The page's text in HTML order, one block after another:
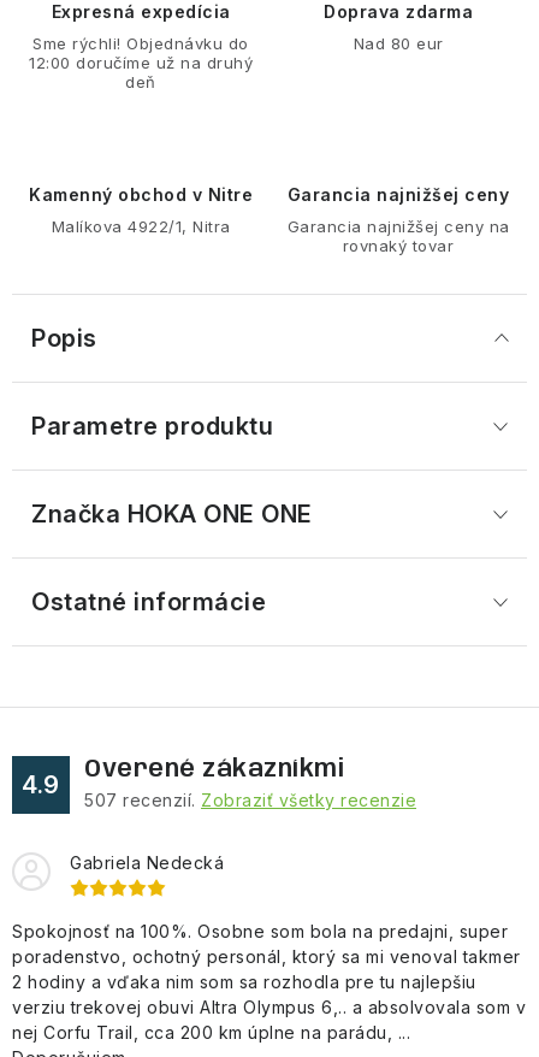
Expresná expedícia
Sme rýchli! Objednávku do
12:00 doručíme už na druhý
deň
Doprava zdarma
Nad 80 eur
Kamenný obchod v Nitre
Malíkova 4922/1, Nitra
Garancia najnižšej ceny
Garancia najnižšej ceny na
rovnaký tovar
Popis
Parametre produktu
Značka HOKA ONE ONE
Ostatné informácie
4.9
Overené zákazníkmi
507 recenzií. Zobraziť všetky recenzie
Gabriela Nedecká
Spokojnosť na 100%. Osobne som bola na predajni, super
poradenstvo, ochotný personál, ktorý sa mi venoval takmer
2 hodiny a vďaka nim som sa rozhodla pre tu najlepšiu
verziu trekovej obuvi Altra Olympus 6,.. a absolvovala som v
nej Corfu Trail, cca 200 km úplne na parádu, ...